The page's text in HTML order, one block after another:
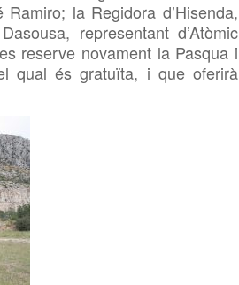
Ramiro; la Regidora d’Hisenda,
Dasousa, representant d’Atòmic
reserve novament la Pasqua i
qual és gratuïta, i que oferirà